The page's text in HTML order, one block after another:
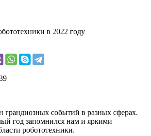
в 2022 году
грандиозных событий в разных сферах.
год запомнился нам и яркими
робототехники.